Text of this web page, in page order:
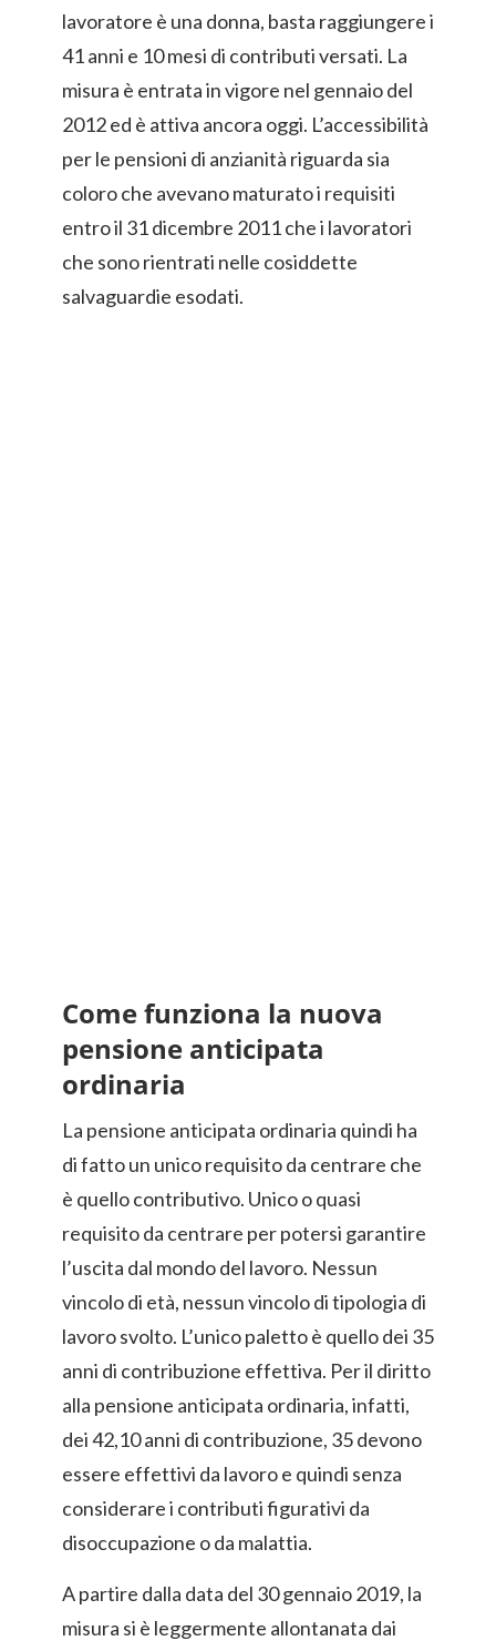
lavoratore è una donna, basta raggiungere i
41 anni e 10 mesi di contributi versati. La
misura è entrata in vigore nel gennaio del
2012 ed è attiva ancora oggi. L’accessibilità
per le pensioni di anzianità riguarda sia
coloro che avevano maturato i requisiti
entro il 31 dicembre 2011 che i lavoratori
che sono rientrati nelle cosiddette
salvaguardie esodati.
Come funziona la nuova
pensione anticipata
ordinaria
La pensione anticipata ordinaria quindi ha
di fatto un unico requisito da centrare che
è quello contributivo. Unico o quasi
requisito da centrare per potersi garantire
l’uscita dal mondo del lavoro. Nessun
vincolo di età, nessun vincolo di tipologia di
lavoro svolto. L’unico paletto è quello dei 35
anni di contribuzione effettiva. Per il diritto
alla pensione anticipata ordinaria, infatti,
dei 42,10 anni di contribuzione, 35 devono
essere effettivi da lavoro e quindi senza
considerare i contributi figurativi da
disoccupazione o da malattia.
A partire dalla data del 30 gennaio 2019, la
misura si è leggermente allontanata dai